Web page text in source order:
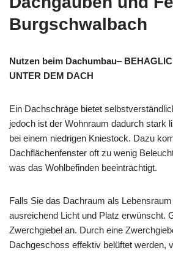
Burgschwalbach
Nutzen beim Dachumbau–
UNTER DEM DACH
Ein Dachschräge bietet
jedoch ist der Wohnraum dadurch stark
bei einem niedrigen Kniestock. Dazu
Dachflächenfenster oft zu wenig
was das Wohlbefinden beeinträchtigt.
Falls Sie das Dachraum als
ausreichend Licht und Platz erwünscht.
Zwerchgiebel an. Durch eine
Dachgeschoss effektiv belüftet werden,